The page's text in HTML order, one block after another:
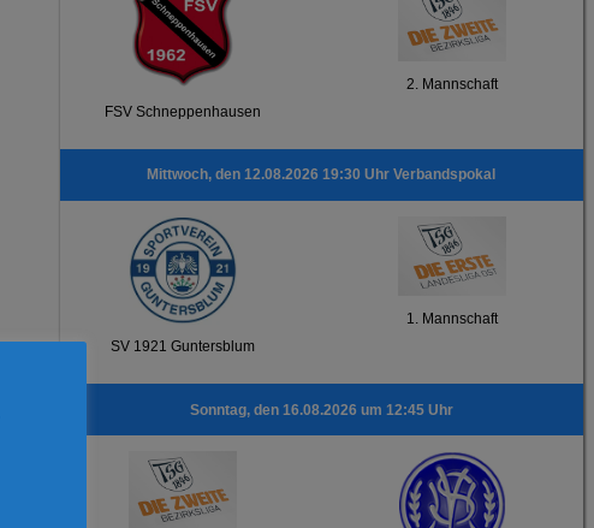
FSV Schneppenhausen
2. Mannschaft
Mittwoch, den 12.08.2026 19:30 Uhr Verbandspokal
SV 1921 Guntersblum
1. Mannschaft
Sonntag, den 16.08.2026 um 12:45 Uhr